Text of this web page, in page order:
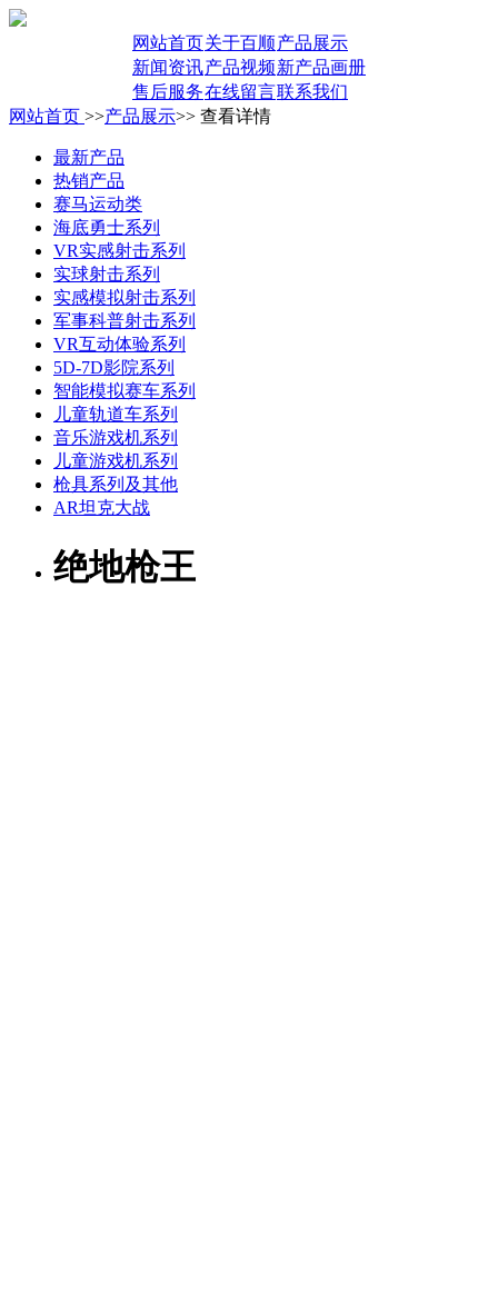
网站首页关于百顺产品展示
新闻资讯产品视频新产品画册
售后服务在线留言联系我们
网站首页 >>产品展示>> 查看详情
最新产品
热销产品
赛马运动类
海底勇士系列
VR实感射击系列
实球射击系列
实感模拟射击系列
军事科普射击系列
VR互动体验系列
5D-7D影院系列
智能模拟赛车系列
儿童轨道车系列
音乐游戏机系列
儿童游戏机系列
枪具系列及其他
AR坦克大战
绝地枪王